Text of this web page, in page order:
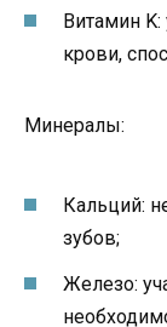
Витамин
крови,
Минералы:
Кальций:
зубов;
Железо: